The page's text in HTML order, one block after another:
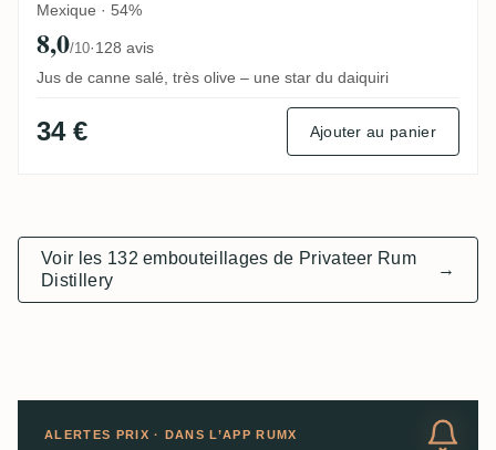
Mexique · 54%
8,0/10·128 avis
Jus de canne salé, très olive – une star du daiquiri
34 € Ajouter au panier
Voir les 132 embouteillages de Privateer Rum
Distillery
→
ALERTES PRIX · DANS L’APP RUMX